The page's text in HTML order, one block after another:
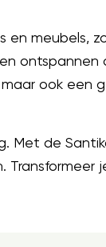
en meubels,
ook een
Met de